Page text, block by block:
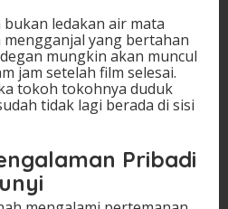
ledakan air mata
yang bertahan
mungkin akan muncul
jam setelah film selesai.
tokoh tokohnya duduk
tidak lagi berada di sisi
Pribadi